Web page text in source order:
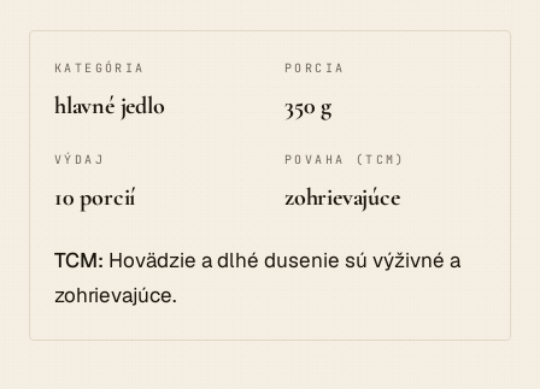
KATEGÓRIA
hlavné jedlo
PORCIA
350 g
VÝDAJ
10 porcií
POVAHA (TCM)
zohrievajúce
TCM: Hovädzie a dlhé dusenie sú výživné a
zohrievajúce.